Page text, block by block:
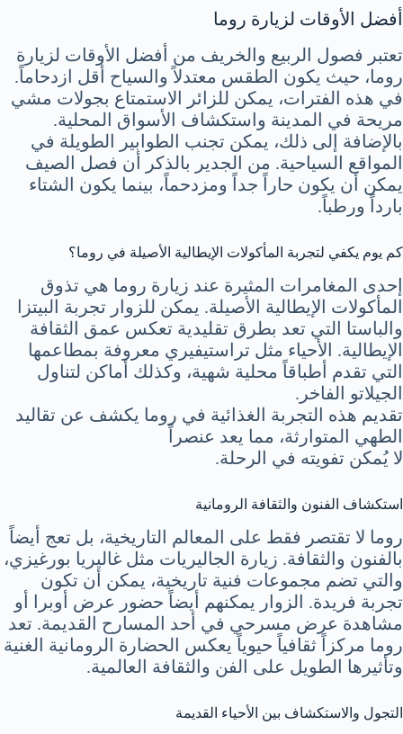
أفضل الأوقات لزيارة روما
تعتبر فصول الربيع والخريف من أفضل الأوقات لزيارة
روما، حيث يكون الطقس معتدلاً والسياح أقل ازدحاماً.
في هذه الفترات، يمكن للزائر الاستمتاع بجولات مشي
مريحة في المدينة واستكشاف الأسواق المحلية.
بالإضافة إلى ذلك، يمكن تجنب الطوابير الطويلة في
المواقع السياحية. من الجدير بالذكر أن فصل الصيف
يمكن أن يكون حاراً جداً ومزدحماً، بينما يكون الشتاء
بارداً ورطباً.
كم يوم يكفي لتجربة المأكولات الإيطالية الأصيلة في روما؟
إحدى المغامرات المثيرة عند زيارة روما هي تذوق
المأكولات الإيطالية الأصيلة. يمكن للزوار تجربة البيتزا
والباستا التي تعد بطرق تقليدية تعكس عمق الثقافة
الإيطالية. الأحياء مثل تراستيفيري معروفة بمطاعمها
التي تقدم أطباقاً محلية شهية، وكذلك أماكن لتناول
الجيلاتو الفاخر.
تقديم هذه التجربة الغذائية في روما يكشف عن تقاليد
الطهي المتوارثة، مما يعد عنصراً
لا يُمكن تفويته في الرحلة.
استكشاف الفنون والثقافة الرومانية
روما لا تقتصر فقط على المعالم التاريخية، بل تعج أيضاً
بالفنون والثقافة. زيارة الجاليريات مثل غاليريا بورغيزي،
والتي تضم مجموعات فنية تاريخية، يمكن أن تكون
تجربة فريدة. الزوار يمكنهم أيضاً حضور عرض أوبرا أو
مشاهدة عرض مسرحي في أحد المسارح القديمة. تعد
روما مركزاً ثقافياً حيوياً يعكس الحضارة الرومانية الغنية
وتأثيرها الطويل على الفن والثقافة العالمية.
التجول والاستكشاف بين الأحياء القديمة